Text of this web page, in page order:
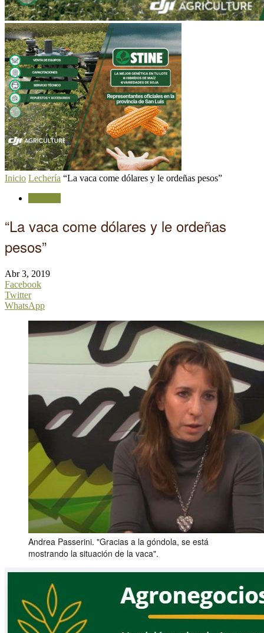
Inicio Lechería “La vaca come dólares y le ordeñas pesos”
“La vaca come dólares y le ordeñas
pesos”
Abr 3, 2019
Facebook
Twitter
WhatsApp
Andrea Passerini. "Gracias a la góndola, se está
mostrando la situación de la vaca".